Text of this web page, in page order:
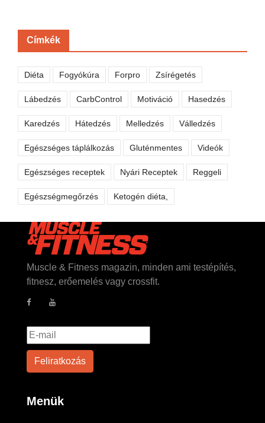
Címkék
Diéta Fogyókúra Forpro Zsírégetés
Lábedzés CarbControl Motiváció Hasedzés
Karedzés Hátedzés Melledzés Válledzés
Egészséges táplálkozás Gluténmentes Videók
Egészséges receptek Nyári Receptek Reggeli
Egészségmegőrzés Ketogén diéta,
Muscle & Fitness magazin, minden ami testépítés,
fitnesz, erőemelés vagy crossfit.
Menük